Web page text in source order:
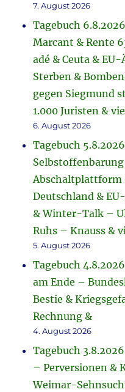
7. August 2026
Tagebuch
Marcant & Rente
adé & Ceuta &
Sterben &
gegen Siegmund
1.000 Juristen &
6. August 2026
Tagebuch
Abschaltplattform
Deutschland &
& Winter-Talk –
Ruhs – Knauss &
5. August 2026
Tagebuch
am Ende –
Bestie &
Rechnung &
4. August 2026
Tagebuch
– Perversionen &
Weimar-